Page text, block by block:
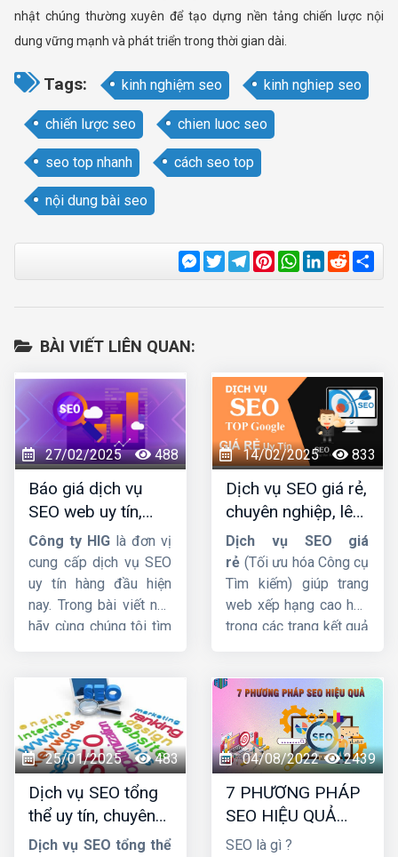
nhật chúng thường xuyên để tạo dựng nền tảng chiến lược nội
dung vững mạnh và phát triển trong thời gian dài.
Tags: kinh nghiệm seo kinh nghiep seo
chiến lược seo chien luoc seo
seo top nhanh cách seo top
nội dung bài seo
Messenger
TwitterTelegram
Pinterest
WhatsApp
LinkedIn
Reddit
BÀI VIẾT LIÊN QUAN:
27/02/2025 488
Báo giá dịch vụ
SEO web uy tín,
chuyên nghiệp,
hiệu quả lâu dài
Công ty HIG là đơn vị
cung cấp dịch vụ SEO
uy tín hàng đầu hiện
nay. Trong bài viết này
hãy cùng chúng tôi tìm
nhật mới nhất.
14/02/2025 833
Dịch vụ SEO giá rẻ,
chuyên nghiệp, lên
TOP Google bền
vững
Dịch vụ SEO giá
rẻ (Tối ưu hóa Công cụ
Tìm kiếm) giúp trang
web xếp hạng cao hơn
trong các trang kết quả
lượng truy cập hơn đến
trang web. Trong bài
viết này, cùngHIGtìm
hiểu chi tiết về dịch vụ
này nhá !
25/01/2025 483
Dịch vụ SEO tổng
thể uy tín, chuyên
nghiệp và hiệu quả
Dịch vụ SEO tổng thể
04/08/2022 2439
7 PHƯƠNG PHÁP
SEO HIỆU QUẢ
BẠN NÊN BIẾT
SEO là gì ?